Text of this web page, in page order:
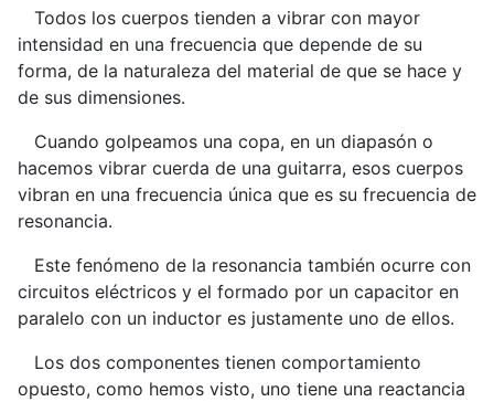
Todos los cuerpos tienden a vibrar con mayor
intensidad en una frecuencia que depende de su
forma, de la naturaleza del material de que se hace y
de sus dimensiones.
Cuando golpeamos una copa, en un diapasón o
hacemos vibrar cuerda de una guitarra, esos cuerpos
vibran en una frecuencia única que es su frecuencia de
resonancia.
Este fenómeno de la resonancia también ocurre con
circuitos eléctricos y el formado por un capacitor en
paralelo con un inductor es justamente uno de ellos.
Los dos componentes tienen comportamiento
opuesto, como hemos visto, uno tiene una reactancia